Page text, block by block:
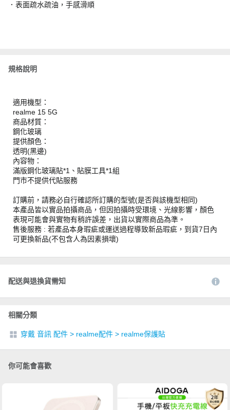
．表面疏水疏油，手感滑順
規格說明
適用機型：
realme 15 5G
商品材質：
鋼化玻璃
提供顏色：
透明(黑邊)
內容物：
滿版鋼化玻璃貼*1、貼膜工具*1組
門市不提供代貼服務
訂購前，請務必自行確認所訂購的型號(是否與該機型相同)
本產品皆以實品拍攝商品，但因拍攝時受環境、光線影響，顏色
表現可能會與實物有稍許誤差，出貨以實際商品為準。
售後服務 : 若產品本身瑕疵或運送過程導致新品瑕疵，到貨7日內
可更換新品(不包含人為因素損壞)
配送與退換貨需知
相關分類
穿戴 音訊 配件 > realme配件 > realme保護貼
你可能會喜歡